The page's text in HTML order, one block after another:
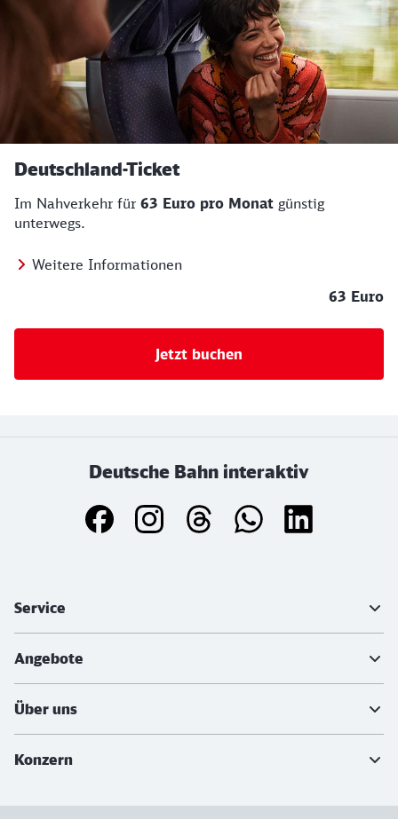
Deutschland-Ticket
Im Nahverkehr für 63 Euro pro Monat günstig
unterwegs.
Weitere Informationen
63 Euro
Jetzt buchen
Deutsche Bahn interaktiv
Service
Angebote
Über uns
Konzern